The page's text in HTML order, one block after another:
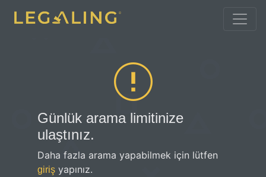
Günlük arama limitinize
ulaştınız.
Daha fazla arama yapabilmek için lütfen
giriş yapınız.